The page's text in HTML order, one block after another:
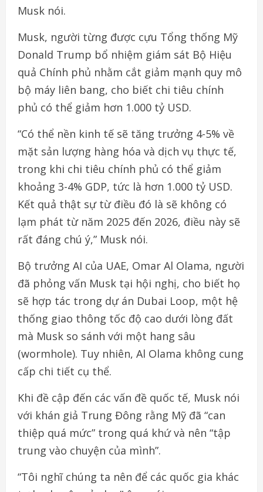
Musk nói.
Musk, người từng được cựu Tổng thống Mỹ
Donald Trump bổ nhiệm giám sát Bộ Hiệu
quả Chính phủ nhằm cắt giảm mạnh quy mô
bộ máy liên bang, cho biết chi tiêu chính
phủ có thể giảm hơn 1.000 tỷ USD.
“Có thể nền kinh tế sẽ tăng trưởng 4-5% về
mặt sản lượng hàng hóa và dịch vụ thực tế,
trong khi chi tiêu chính phủ có thể giảm
khoảng 3-4% GDP, tức là hơn 1.000 tỷ USD.
Kết quả thật sự từ điều đó là sẽ không có
lạm phát từ năm 2025 đến 2026, điều này sẽ
rất đáng chú ý,” Musk nói.
Bộ trưởng AI của UAE, Omar Al Olama, người
đã phỏng vấn Musk tại hội nghị, cho biết họ
sẽ hợp tác trong dự án Dubai Loop, một hệ
thống giao thông tốc độ cao dưới lòng đất
mà Musk so sánh với một hang sâu
(wormhole). Tuy nhiên, Al Olama không cung
cấp chi tiết cụ thể.
Khi đề cập đến các vấn đề quốc tế, Musk nói
với khán giả Trung Đông rằng Mỹ đã “can
thiệp quá mức” trong quá khứ và nên “tập
trung vào chuyện của mình”.
“Tôi nghĩ chúng ta nên để các quốc gia khác